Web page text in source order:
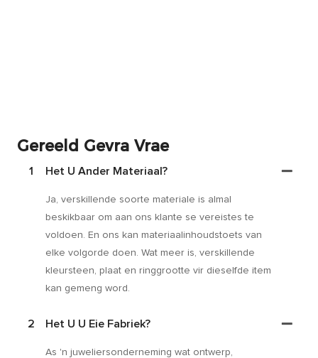
Gereeld Gevra Vrae
1 Het U Ander Materiaal?
Ja, verskillende soorte materiale is almal
beskikbaar om aan ons klante se vereistes te
voldoen. En ons kan materiaalinhoudstoets van
elke volgorde doen. Wat meer is, verskillende
kleursteen, plaat en ringgrootte vir dieselfde item
kan gemeng word.
2 Het U U Eie Fabriek?
As 'n juweliersonderneming wat ontwerp,